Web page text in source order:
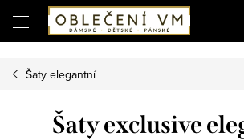
Microsoft Clarity
Přejít
na
Šaty elegantní
Šaty exclusive